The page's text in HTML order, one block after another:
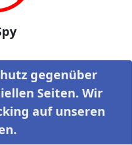
gegenüber
Seiten. Wir
auf unseren